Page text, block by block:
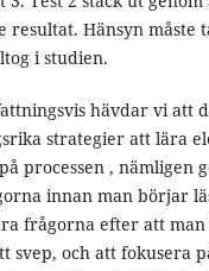
resultat. Hänsyn måste
i studien.
hävdar vi att
strategier att lära
processen , nämligen
innan man börjar
frågorna efter att
svep, och att fokusera